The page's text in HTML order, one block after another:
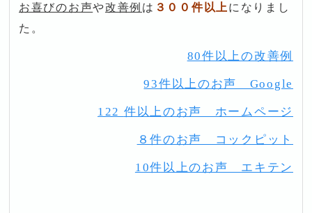
お喜びのお声や改善例 は ３００件以上 になりまし
た。
80件以上の改善例
93件以上のお声 Google
122 件以上のお声 ホームページ
８件のお声 コックピット
10件以上のお声 エキテン